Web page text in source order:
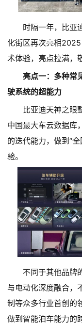
时隔一年，比亚
化街区再次亮相
术体验，亮点拉满，
亮点一：多种常
驶系统的超能力
比亚迪天神之眼
中国最大车云数据库
的迭代能力，做到“
验。
不同于其他品牌
与电动化深度融合，
制等众多行业首创的
做到智能泊车能力的